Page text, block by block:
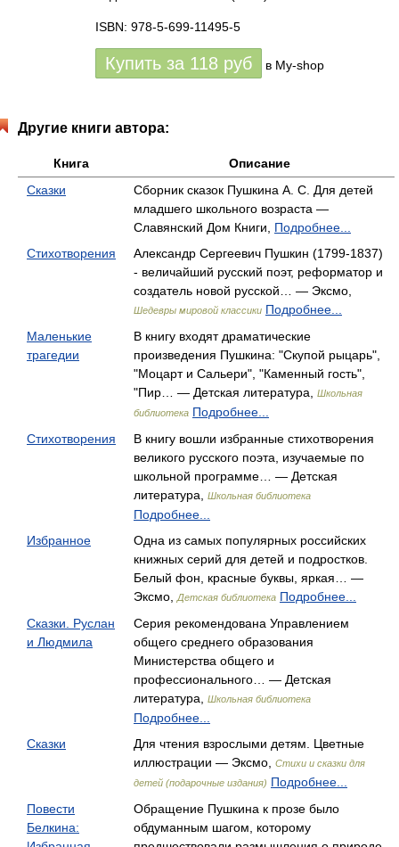
ISBN: 978-5-699-11495-5
Купить за 118 руб в My-shop
Другие книги автора:
Книга
Описание
Сказки
Сборник сказок Пушкина А. С. Для детей
младшего школьного возраста —
Славянский Дом Книги, Подробнее...
Стихотворения
Александр Сергеевич Пушкин (1799-1837)
- величайший русский поэт, реформатор и
создатель новой русской… — Эксмо,
Шедевры мировой классики Подробнее...
Маленькие
трагедии
В книгу входят драматические
произведения Пушкина: "Скупой рыцарь",
"Моцарт и Сальери", "Каменный гость",
"Пир… — Детская литература,
Школьная
библиотека Подробнее...
Стихотворения
В книгу вошли избранные стихотворения
великого русского поэта, изучаемые по
школьной программе… — Детская
литература,
Школьная библиотека
Подробнее...
Избранное
Одна из самых популярных российских
книжных серий для детей и подростков.
Белый фон, красные буквы, яркая… —
Эксмо,
Детская библиотека Подробнее...
Сказки. Руслан
и Людмила
Серия рекомендована Управлением
общего среднего образования
Министерства общего и
профессионального… — Детская
литература,
Школьная библиотека
Подробнее...
Сказки
Для чтения взрослыми детям. Цветные
иллюстрации — Эксмо,
Стихи и сказки для
детей (подарочные издания) Подробнее...
Повести
Белкина:
Обращение Пушкина к прозе было
обдуманным шагом, которому